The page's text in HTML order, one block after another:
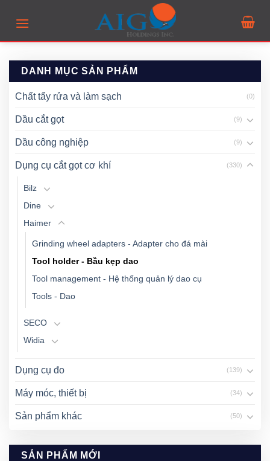
DANH MỤC SẢN PHẨM
Chất tẩy rửa và làm sạch (0)
Dầu cắt gọt (9)
Dầu công nghiệp (9)
Dụng cụ cắt gọt cơ khí (330)
Bilz
Dine
Haimer
Grinding wheel adapters - Adapter cho đá mài
Tool holder - Bầu kẹp dao
Tool management - Hệ thống quản lý dao cụ
Tools - Dao
SECO
Widia
Dụng cụ đo (139)
Máy móc, thiết bị (34)
Sản phẩm khác (50)
SẢN PHẨM MỚI